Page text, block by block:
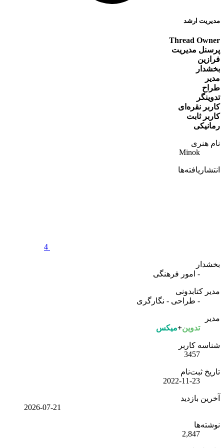
ارشد
Thread
مدیریت
نقره‌ای
ثابت
هنری
Minok
- امور فرهنگی
کتابدونی
- طراحی - نگارگری
تدوین+میکس
کاربر
3457
ثبت‌نام
2022-11-23
بازدید
2026-07-21
2,847